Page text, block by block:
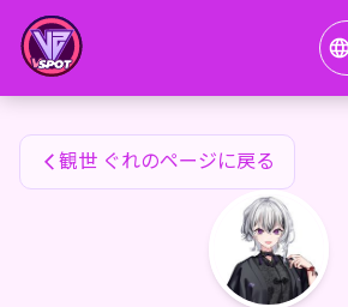
観世 ぐれのファンアイテム
観世 ぐれのページに戻る
観世 ぐれのファンアイテム — 24karat